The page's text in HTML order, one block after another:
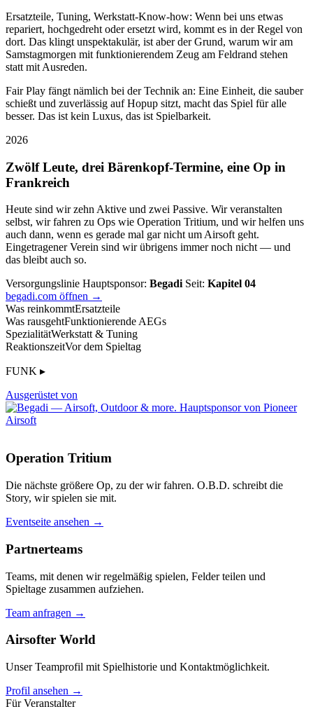
Ersatzteile, Tuning, Werkstatt-Know-how: Wenn bei uns etwas
repariert, hochgedreht oder ersetzt wird, kommt es in der Regel von
dort. Das klingt unspektakulär, ist aber der Grund, warum wir am
Samstagmorgen mit funktionierendem Zeug am Feldrand stehen
statt mit Ausreden.
Fair Play fängt nämlich bei der Technik an: Eine Einheit, die sauber
schießt und zuverlässig auf Hopup sitzt, macht das Spiel für alle
besser. Das ist kein Luxus, das ist Spielbarkeit.
2026
Zwölf Leute, drei Bärenkopf-Termine, eine Op in
Frankreich
Heute sind wir zehn Aktive und zwei Passive. Wir veranstalten
selbst, wir fahren zu Ops wie Operation Tritium, und wir helfen uns
auch dann, wenn es gerade mal gar nicht um Airsoft geht.
Eingetragener Verein sind wir übrigens immer noch nicht — und
das bleibt auch so.
Versorgungslinie Hauptsponsor: Begadi Seit: Kapitel 04
begadi.com öffnen →
Was reinkommtErsatzteile
Was rausgehtFunktionierende AEGs
SpezialitätWerkstatt & Tuning
ReaktionszeitVor dem Spieltag
FUNK ▸
Ausgerüstet von
Operation Tritium
Die nächste größere Op, zu der wir fahren. O.B.D. schreibt die
Story, wir spielen sie mit.
Eventseite ansehen →
Partnerteams
Teams, mit denen wir regelmäßig spielen, Felder teilen und
Spieltage zusammen aufziehen.
Team anfragen →
Airsofter World
Unser Teamprofil mit Spielhistorie und Kontaktmöglichkeit.
Profil ansehen →
Für Veranstalter